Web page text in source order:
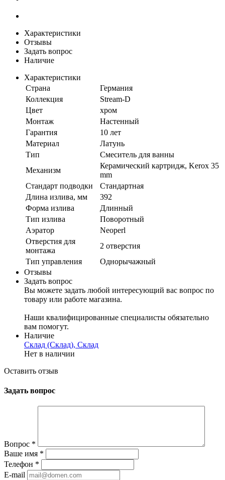
Характеристики
Отзывы
Задать вопрос
Наличие
Характеристики
Страна
Германия
Коллекция
Stream-D
Цвет
хром
Монтаж
Настенный
Гарантия
10 лет
Материал
Латунь
Тип
Смеситель для ванны
Механизм
Керамический картридж, Kerox 35
mm
Стандарт подводки
Стандартная
Длина излива, мм
392
Форма излива
Длинный
Тип излива
Поворотный
Аэратор
Neoperl
Отверстия для
монтажа
2 отверстия
Тип управления
Однорычажный
Отзывы
Задать вопрос
Вы можете задать любой интересующий вас вопрос по
товару или работе магазина.
Наши квалифицированные специалисты обязательно
вам помогут.
Наличие
Склад (Склад), Склад
Нет в наличии
Оставить отзыв
Задать вопрос
Вопрос *
Ваше имя *
Телефон *
E-mail